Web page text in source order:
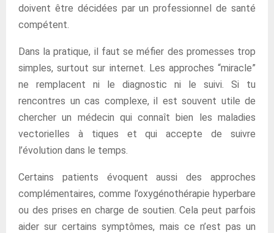
doivent être décidées par un professionnel de santé
compétent.
Dans la pratique, il faut se méfier des promesses trop
simples, surtout sur internet. Les approches “miracle”
ne remplacent ni le diagnostic ni le suivi. Si tu
rencontres un cas complexe, il est souvent utile de
chercher un médecin qui connaît bien les maladies
vectorielles à tiques et qui accepte de suivre
l’évolution dans le temps.
Certains patients évoquent aussi des approches
complémentaires, comme l’oxygénothérapie hyperbare
ou des prises en charge de soutien. Cela peut parfois
aider sur certains symptômes, mais ce n’est pas un